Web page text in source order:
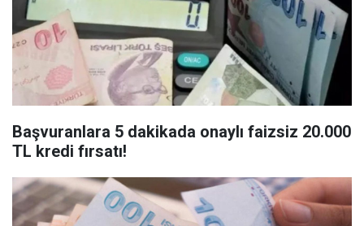
Başvuranlara 5 dakikada onaylı faizsiz 20.000
TL kredi fırsatı!